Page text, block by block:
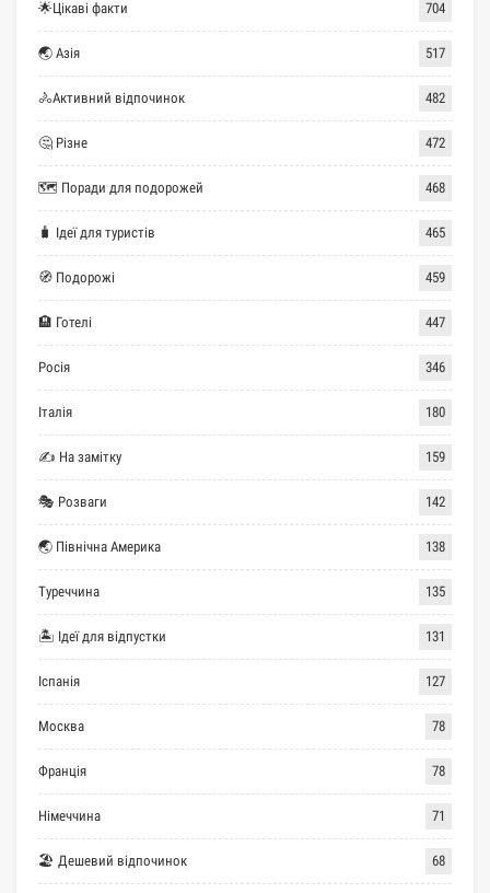
🌟Цікаві факти 704
🌏 Азія 517
🚴Активний відпочинок 482
🤔 Різне 472
🗺 Поради для подорожей 468
🧳 Ідеї для туристів 465
🧭 Подорожі 459
🏨 Готелі 447
Росія 346
Італія 180
✍ На замітку 159
🎭 Розваги 142
🌏 Північна Америка 138
Туреччина 135
🏝 Ідеї для відпустки 131
Іспанія 127
Москва 78
Франція 78
Німеччина 71
🏖 Дешевий відпочинок 68